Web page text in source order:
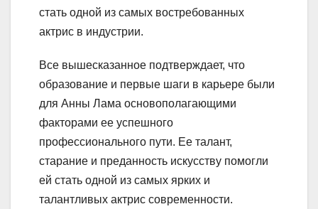
стать одной из самых востребованных
актрис в индустрии.
Все вышесказанное подтверждает, что
образование и первые шаги в карьере были
для Анны Лама основополагающими
факторами ее успешного
профессионального пути. Ее талант,
старание и преданность искусству помогли
ей стать одной из самых ярких и
талантливых актрис современности.